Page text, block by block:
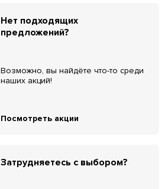
Нет подходящих
предложений?
Возможно, вы найдёте что-то среди
наших акций!
Посмотреть акции
Затрудняетесь с выбором?